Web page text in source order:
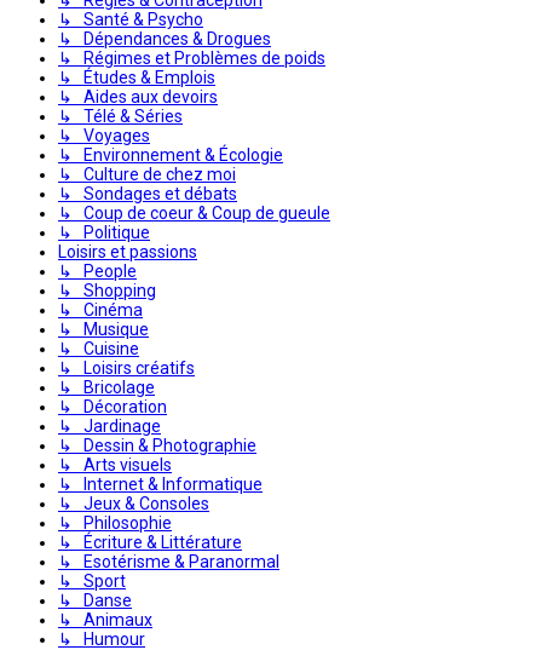
↳ Santé & Psycho
↳ Dépendances & Drogues
↳ Régimes et Problèmes de poids
↳ Études & Emplois
↳ Aides aux devoirs
↳ Télé & Séries
↳ Voyages
↳ Environnement & Écologie
↳ Culture de chez moi
↳ Sondages et débats
↳ Coup de coeur & Coup de gueule
↳ Politique
Loisirs et passions
↳ People
↳ Shopping
↳ Cinéma
↳ Musique
↳ Cuisine
↳ Loisirs créatifs
↳ Bricolage
↳ Décoration
↳ Jardinage
↳ Dessin & Photographie
↳ Arts visuels
↳ Internet & Informatique
↳ Jeux & Consoles
↳ Philosophie
↳ Écriture & Littérature
↳ Esotérisme & Paranormal
↳ Sport
↳ Danse
↳ Animaux
↳ Humour